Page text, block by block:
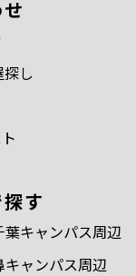
し
す
キャンパス周辺
ャンパス周辺